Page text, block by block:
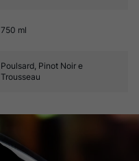
750 ml
Poulsard, Pinot Noir e
Trousseau